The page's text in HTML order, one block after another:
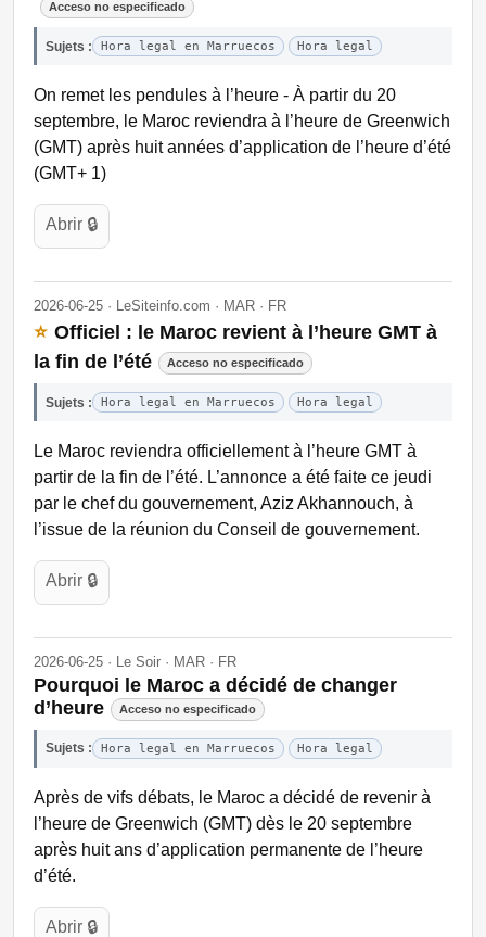
Acceso no especificado
Sujets : Hora legal en Marruecos Hora legal
On remet les pendules à l’heure - À partir du 20
septembre, le Maroc reviendra à l’heure de Greenwich
(GMT) après huit années d’application de l’heure d’été
(GMT+ 1)
Abrir 🔒
2026-06-25 · LeSiteinfo.com · MAR · FR
⭐ Officiel : le Maroc revient à l’heure GMT à
la fin de l’été
Acceso no especificado
Sujets : Hora legal en Marruecos Hora legal
Le Maroc reviendra officiellement à l’heure GMT à
partir de la fin de l’été. L’annonce a été faite ce jeudi
par le chef du gouvernement, Aziz Akhannouch, à
l’issue de la réunion du Conseil de gouvernement.
Abrir 🔒
2026-06-25 · Le Soir · MAR · FR
Pourquoi le Maroc a décidé de changer
d’heure
Acceso no especificado
Sujets : Hora legal en Marruecos Hora legal
Après de vifs débats, le Maroc a décidé de revenir à
l’heure de Greenwich (GMT) dès le 20 septembre
après huit ans d’application permanente de l’heure
d’été.
Abrir 🔒